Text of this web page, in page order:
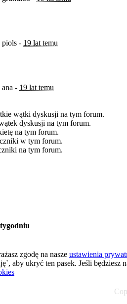
piols - 19 lat temu
- 19 lat temu
wątki dyskusji na tym forum.
dyskusji na tym forum.
na tym forum.
w tym forum.
na tym forum.
zgodę na nasze ustawienia
aby ukryć ten pasek. Jeśli będziesz